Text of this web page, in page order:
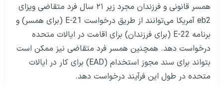
همسر قانونی و فرزندان مجرد زیر ۲۱ سال فرد متقاضی ویزای
eb2 آمریکا می‌توانند از طریق درخواست E-21 (برای همسر) و
برنامه E-22 (برای فرزندان) برای اقامت در ایالات متحده
درخواست دهد. همچنین همسر فرد متقاضی نیز ممکن است
بتواند برای سند مجوز استخدام (EAD) برای کار در ایالات
متحده در طول این فرآیند درخواست دهد.